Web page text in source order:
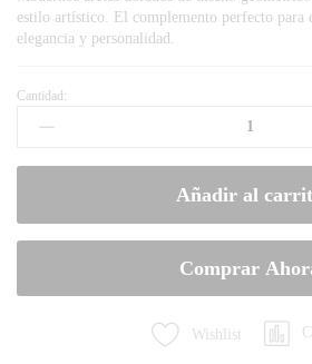
estilo artístico. El complemento perfecto para
elegancia y personalidad.
Aretes
Dorados
Elegance
Dama
quantity
Cantidad:
Añadir al
Comprar
Wishlist